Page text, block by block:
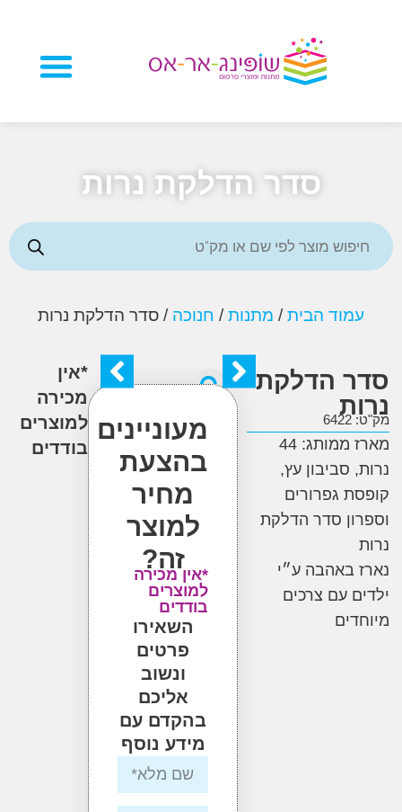
סדר הדלקת נרות
הבית/מתנות /חנוכה / סדר הדלקת נרות
הדלקת
מארז ממותג: 44
סביבון עץ,
גפרורים
סדר הדלקת
באהבה ע״י
עם צרכים
מעוניינים
בהצעת
מחיר
למוצר
*אין מכירה
למוצרים
בודדים
השאירו
פרטים
אליכם
בהקדם עם
מידע נוסף
*אין
מכירה
למוצרים
בודדים